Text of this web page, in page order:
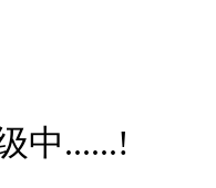
中......!